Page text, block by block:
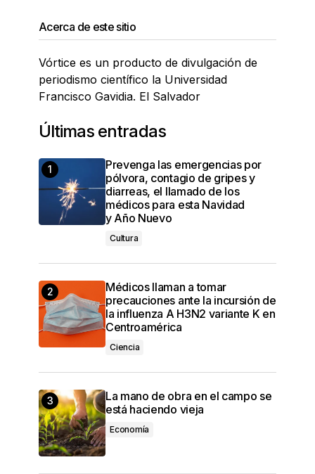
Acerca de este sitio
Vórtice es un producto de divulgación de
periodismo científico la Universidad
Francisco Gavidia. El Salvador
Últimas entradas
Prevenga las emergencias por
pólvora, contagio de gripes y
diarreas, el llamado de los
médicos para esta Navidad
y Año Nuevo
Cultura
Médicos llaman a tomar
precauciones ante la incursión de
la influenza A H3N2 variante K en
Centroamérica
Ciencia
La mano de obra en el campo se
está haciendo vieja
Economía